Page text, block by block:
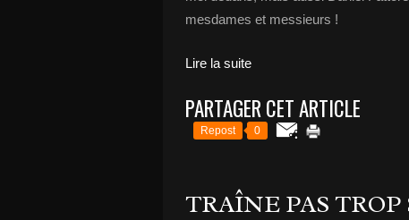
mesdames et messieurs !
Lire la suite
PARTAGER CET ARTICLE
Repost 0
TRAÎNE PAS